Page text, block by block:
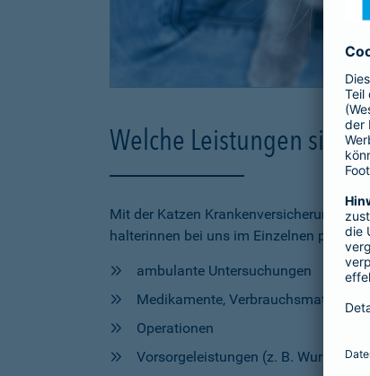
Welche Leistungen sind
Mit der Katzen Krankenversicherung
halterinnen bei uns im Einzelnen
ambulante Untersuchungen
Medikamente, Verbrauchsmaterial
Operationen
Vorsorgeleistungen (z. B. Wurmkur,